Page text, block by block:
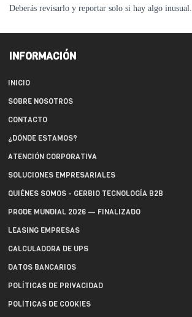
Deberás revisarlo y reportar solo si hay algo inusual.
INFORMACIÓN
INICIO
SOBRE NOSOTROS
CONTACTO
¿DÓNDE ESTAMOS?
ATENCIÓN CORPORATIVA
SOLUCIONES EMPRESARIALES
QUIÉNES SOMOS - GERBIO TECNOLOGÍA B2B
PRODE MUNDIAL 2026 — FINALIZADO
LEASING EMPRESAS
CALCULADORA DE UPS
DATOS BANCARIOS
POLÍTICAS DE PRIVACIDAD
POLÍTICAS DE COOKIES